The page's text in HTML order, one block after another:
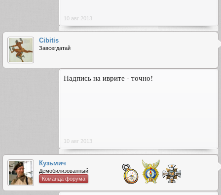
10 авг 2013
Cibitis
Завсегдатай
Надпись на иврите - точно!
10 авг 2013
Кузьмич
Демобилизованный
Команда форума